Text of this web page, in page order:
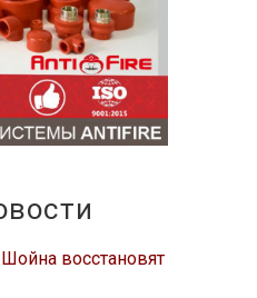
восстановят